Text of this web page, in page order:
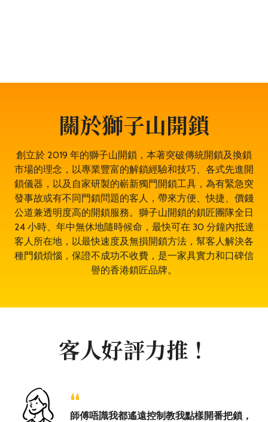
關於獅子山開鎖
創立於 2019 年的獅子山開鎖，本著突破傳統開鎖及換鎖
市場的理念，以專業豐富的解鎖經驗和技巧、各式先進開
鎖儀器，以及自家研製的嶄新獨門開鎖工具，為有緊急突
發事故或有不同門鎖問題的客人，帶來方便、快捷、價錢
公道兼透明度高的開鎖服務。獅子山開鎖的鎖匠團隊全日
24 小時、年中無休地隨時候命，最快可在 30 分鐘內抵達
客人所在地，以最快速度及無損開鎖方法，幫客人解決各
種門鎖煩惱，保證不成功不收費，是一家具實力和口碑信
譽的香港鎖匠品牌。
客人好評力推！
“
師傅唔識我都遙遠控制教我點樣開番把鎖，